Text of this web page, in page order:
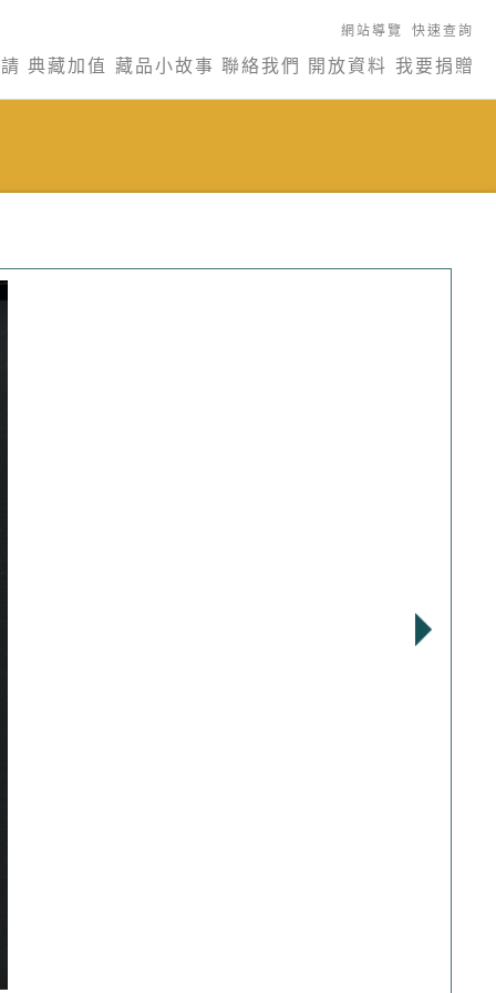
網站導覽 快速查詢
典藏加值 藏品小故事 聯絡我們 開放資料 我要捐贈